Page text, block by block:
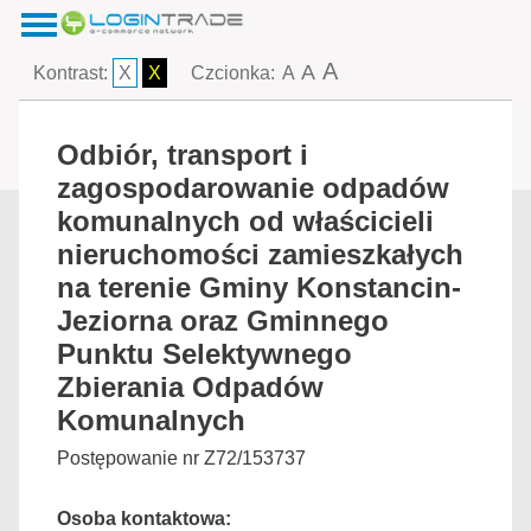
Kontrast: X X Czcionka: A A A
Odbiór, transport i
zagospodarowanie odpadów
komunalnych od właścicieli
nieruchomości zamieszkałych
na terenie Gminy Konstancin-
Jeziorna oraz Gminnego
Punktu Selektywnego
Zbierania Odpadów
Komunalnych
Postępowanie nr Z72/153737
Osoba kontaktowa: